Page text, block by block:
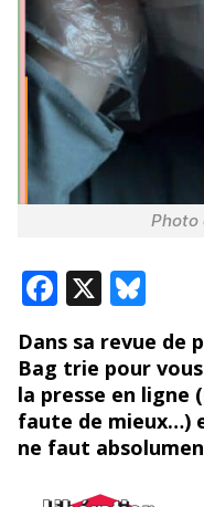
Photo
F
e
b
o
o
X Bl
e
sk
y
Dans sa revue de
Bag trie pour
la presse en
faute de mieux…)
ne faut